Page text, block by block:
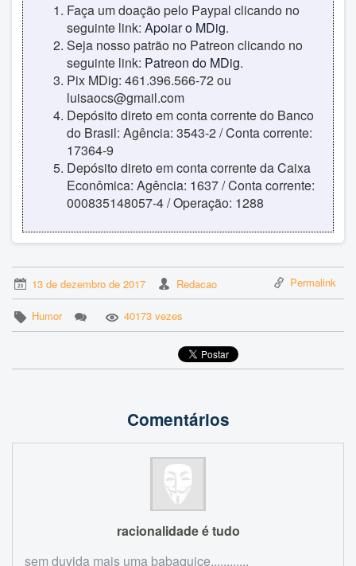
Faça um doação pelo Paypal clicando no
seguinte link: Apoiar o MDig.
Seja nosso patrão no Patreon clicando no
seguinte link: Patreon do MDig.
Pix MDig: 461.396.566-72 ou
luisaocs@gmail.com
Depósito direto em conta corrente do Banco
do Brasil: Agência: 3543-2 / Conta corrente:
17364-9
Depósito direto em conta corrente da Caixa
Econômica: Agência: 1637 / Conta corrente:
000835148057-4 / Operação: 1288
13 de dezembro de 2017 Redacao Permalink
Humor 40173 vezes
Comentários
racionalidade é tudo
sem duvida mais uma babaquice............